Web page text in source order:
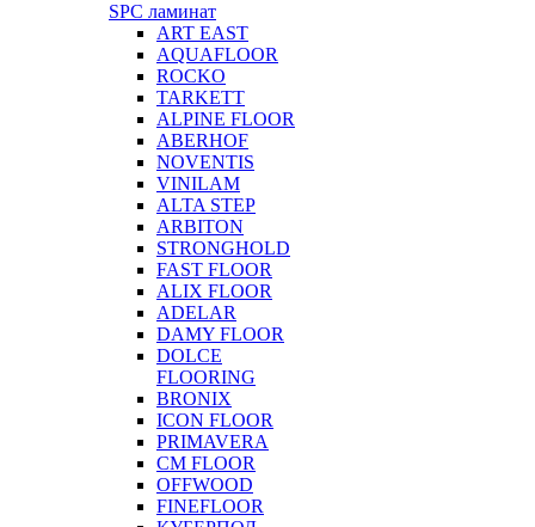
SPC ламинат
ART EAST
AQUAFLOOR
ROCKO
TARKETT
ALPINE FLOOR
ABERHOF
NOVENTIS
VINILAM
ALTA STEP
ARBITON
STRONGHOLD
FAST FLOOR
ALIX FLOOR
ADELAR
DAMY FLOOR
DOLCE
FLOORING
BRONIX
ICON FLOOR
PRIMAVERA
CM FLOOR
OFFWOOD
FINEFLOOR